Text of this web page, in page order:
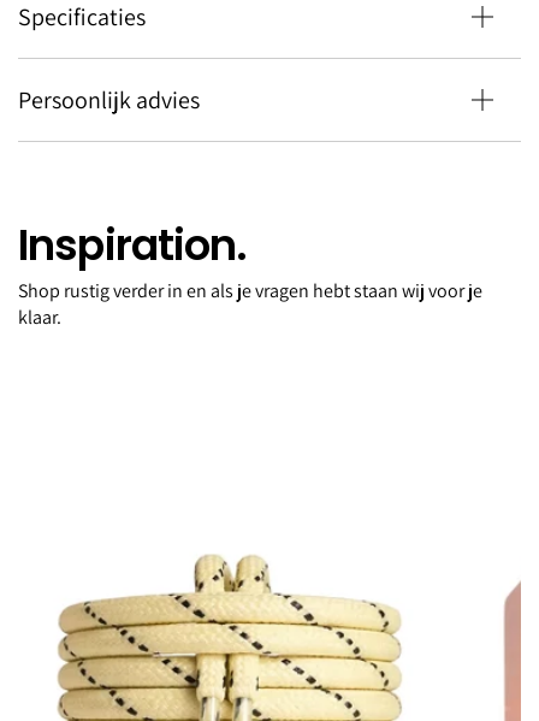
Specificaties
Persoonlijk advies
Les exclusives - Roseum
Inspiration.
Shop rustig verder in en als je vragen hebt staan wij voor je
klaar.